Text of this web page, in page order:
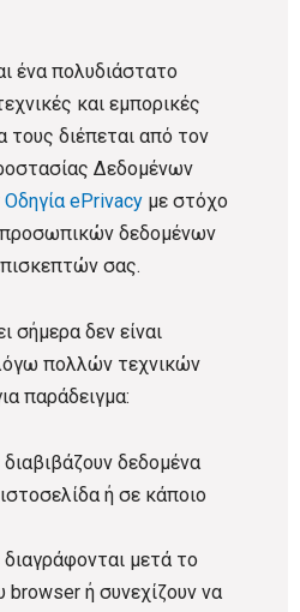
ένα πολυδιάστατο
και εμπορικές
τους διέπεται από τον
Δεδομένων
Οδηγία ePrivacy με στόχο
δεδομένων
σας.
σήμερα δεν είναι
πολλών τεχνικών
παράδειγμα:
δεδομένα
ή σε κάποιο
μετά το
browser ή συνεχίζουν να